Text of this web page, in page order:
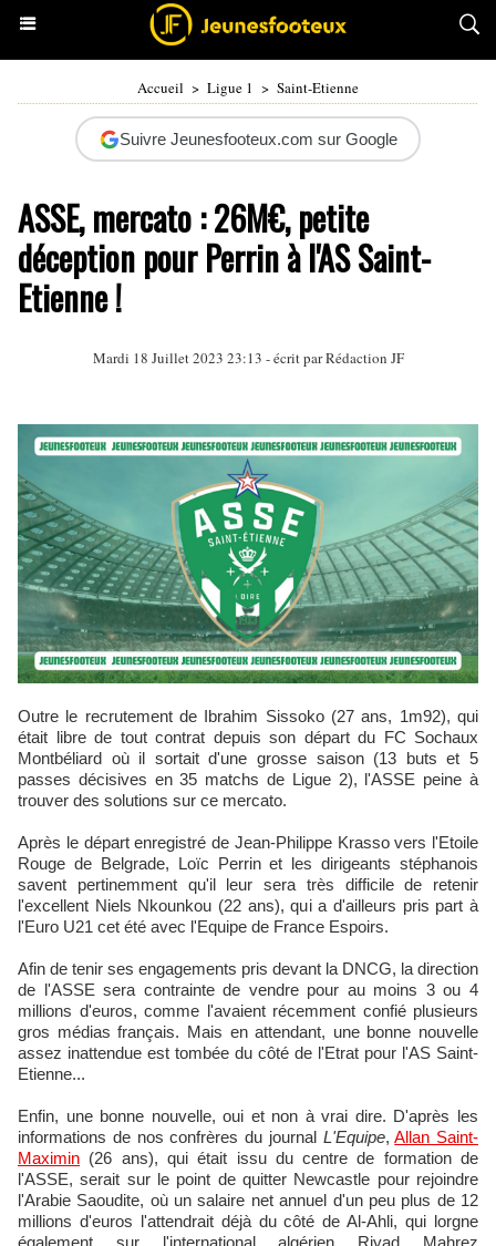
Accueil > Ligue 1 > Saint-Etienne
Suivre Jeunesfooteux.com sur Google
ASSE, mercato : 26M€, petite
déception pour Perrin à l'AS Saint-
Etienne !
Mardi 18 Juillet 2023 23:13 - écrit par Rédaction JF
Outre le recrutement de Ibrahim Sissoko (27 ans, 1m92), qui
était libre de tout contrat depuis son départ du FC Sochaux
Montbéliard où il sortait d'une grosse saison (13 buts et 5
passes décisives en 35 matchs de Ligue 2), l'ASSE peine à
trouver des solutions sur ce mercato.
Après le départ enregistré de Jean-Philippe Krasso vers l'Etoile
Rouge de Belgrade, Loïc Perrin et les dirigeants stéphanois
savent pertinemment qu'il leur sera très difficile de retenir
l'excellent Niels Nkounkou (22 ans), qui a d'ailleurs pris part à
l'Euro U21 cet été avec l'Equipe de France Espoirs.
Afin de tenir ses engagements pris devant la DNCG, la direction
de l'ASSE sera contrainte de vendre pour au moins 3 ou 4
millions d'euros, comme l'avaient récemment confié plusieurs
gros médias français. Mais en attendant, une bonne nouvelle
assez inattendue est tombée du côté de l'Etrat pour l'AS Saint-
Etienne...
Enfin, une bonne nouvelle, oui et non à vrai dire. D'après les
informations de nos confrères du journal L'Equipe,Allan Saint-
Maximin (26 ans), qui était issu du centre de formation de
l'ASSE, serait sur le point de quitter Newcastle pour rejoindre
l'Arabie Saoudite, où un salaire net annuel d'un peu plus de 12
millions d'euros l'attendrait déjà du côté de Al-Ahli, qui lorgne
également sur l'international algérien Riyad Mahrez